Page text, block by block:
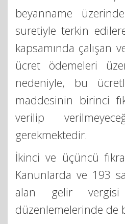
beyanname
suretiyle terkin
kapsamında çalışan
ücret ödemeleri
nedeniyle, bu
maddesinin birinci
verilip
gerekmektedir.
İkinci ve üçüncü
Kanunlarda ve 193
alan gelir vergisi
düzenlemelerinde de